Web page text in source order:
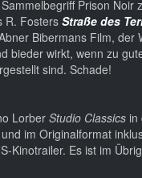
Prison
R. Fosters Straße des
Bibermans Film, der
bieder wirkt, wenn zu
sind. Schade!
Lorber Studio Classics in
im Originalformat
Kinotrailer. Es ist im